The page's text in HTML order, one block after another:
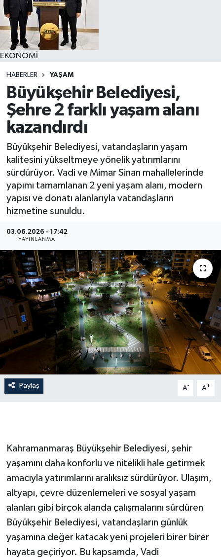
EKONOMİ
HABERLER YAŞAM
Büyükşehir Belediyesi,
Şehre 2 farklı yaşam alanı
kazandırdı
Büyükşehir Belediyesi, vatandaşların yaşam
kalitesini yükseltmeye yönelik yatırımlarını
sürdürüyor. Vadi ve Mimar Sinan mahallelerinde
yapımı tamamlanan 2 yeni yaşam alanı, modern
yapısı ve donatı alanlarıyla vatandaşların
hizmetine sunuldu.
03.06.2026 - 17:42
YAYINLANMA
Paylaş A- A+
Kahramanmaraş Büyükşehir Belediyesi, şehir
yaşamını daha konforlu ve nitelikli hale getirmek
amacıyla yatırımlarını aralıksız sürdürüyor. Ulaşım,
altyapı, çevre düzenlemeleri ve sosyal yaşam
alanları gibi birçok alanda çalışmalarını sürdüren
Büyükşehir Belediyesi, vatandaşların günlük
yaşamına değer katacak yeni projeleri birer birer
hayata geçiriyor. Bu kapsamda, Vadi
YAŞAM